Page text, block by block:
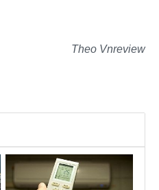
Theo Vnreview